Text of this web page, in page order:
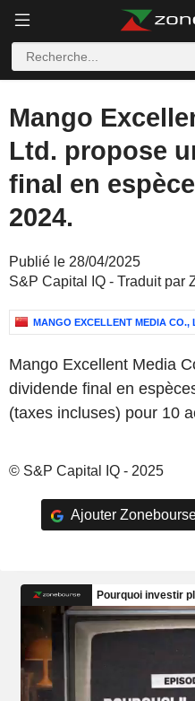
Mango
Ltd. propose
final en
2024.
Publié le 28/04/2025
S&P Capital IQ - Traduit par
MANGO EXCELLENT MEDIA CO.,
Mango Excellent Media
dividende final en
(taxes incluses) pour 10
© S&P Capital IQ - 2025
Ajouter